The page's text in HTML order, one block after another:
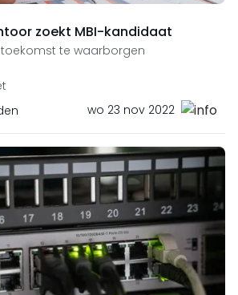
zoekt MBI-kandidaat
te waarborgen
wo 23 nov 2022